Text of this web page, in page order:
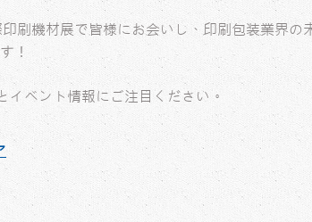
刷機材展で皆様にお会いし、印刷包装業界の
！
イベント情報にご注目ください。